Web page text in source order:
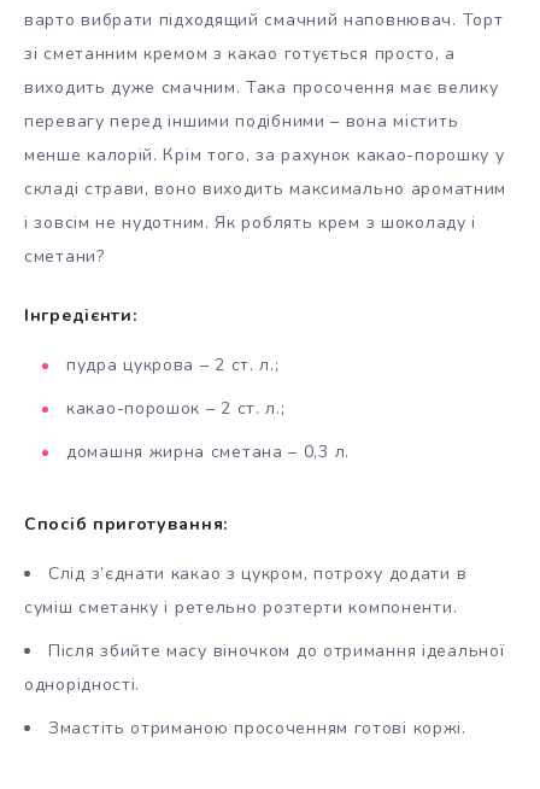
варто вибрати підходящий смачний наповнювач. Торт
зі сметанним кремом з какао готується просто, а
виходить дуже смачним. Така просочення має велику
перевагу перед іншими подібними – вона містить
менше калорій. Крім того, за рахунок какао-порошку у
складі страви, воно виходить максимально ароматним
і зовсім не нудотним. Як роблять крем з шоколаду і
сметани?
Інгредієнти:
пудра цукрова – 2 ст. л.;
какао-порошок – 2 ст. л.;
домашня жирна сметана – 0,3 л.
Спосіб приготування:
Слід з’єднати какао з цукром, потроху додати в
суміш сметанку і ретельно розтерти компоненти.
Після збийте масу віночком до отримання ідеальної
однорідності.
Змастіть отриманою просоченням готові коржі.